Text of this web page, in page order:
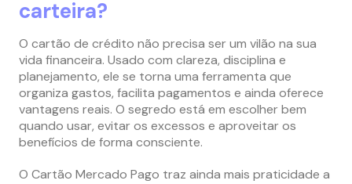
carteira?
O cartão de crédito não precisa ser um vilão na sua
vida financeira. Usado com clareza, disciplina e
planejamento, ele se torna uma ferramenta que
organiza gastos, facilita pagamentos e ainda oferece
vantagens reais. O segredo está em escolher bem
quando usar, evitar os excessos e aproveitar os
benefícios de forma consciente.
O Cartão Mercado Pago traz ainda mais praticidade a